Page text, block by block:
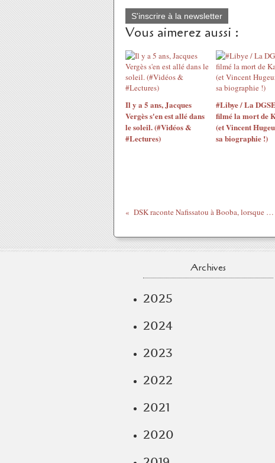
S'inscrire à la newsletter
Vous aimerez aussi :
Il y a 5 ans, Jacques
Vergès s'en est allé dans
le soleil. (#Vidéos &
#Lectures)
#Libye / La
filmé la mort de
(et Vincent
sa biographie !)
DSK raconte Nafissatou à Booba, lorsque passe une Zahia...
Archives
2025
2024
2023
2022
2021
2020